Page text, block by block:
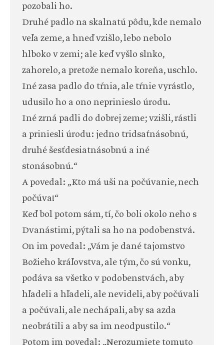
pozobali ho.
Druhé padlo na skalnatú pôdu, kde nemalo
veľa zeme, a hneď vzišlo, lebo nebolo
hlboko v zemi; ale keď vyšlo slnko,
zahorelo, a pretože nemalo koreňa, uschlo.
Iné zasa padlo do tŕnia, ale tŕnie vyrástlo,
udusilo ho a ono neprinieslo úrodu.
Iné zrná padli do dobrej zeme; vzišli, rástli
a priniesli úrodu: jedno tridsaťnásobnú,
druhé šesťdesiatnásobnú a iné
stonásobnú.“
A povedal: „Kto má uši na počúvanie, nech
počúva!“
Keď bol potom sám, tí, čo boli okolo neho s
Dvanástimi, pýtali sa ho na podobenstvá.
On im povedal: „Vám je dané tajomstvo
Božieho kráľovstva, ale tým, čo sú vonku,
podáva sa všetko v podobenstvách, aby
hľadeli a hľadeli, ale nevideli, aby počúvali
a počúvali, ale nechápali, aby sa azda
neobrátili a aby sa im neodpustilo.“